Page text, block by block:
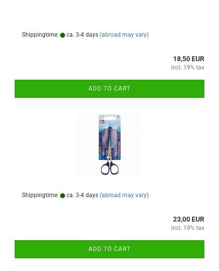
Shippingtime: ca. 3-4 days (abroad may vary)
18,50 EUR
incl. 19% tax
ADD TO CART
Shippingtime: ca. 3-4 days (abroad may vary)
23,00 EUR
incl. 19% tax
ADD TO CART